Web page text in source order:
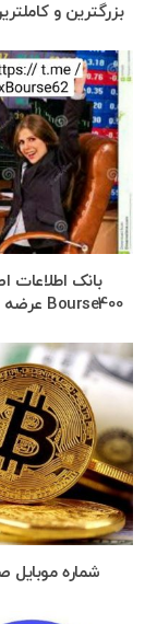
بزرگترین و
بانک اطلاعات
Bourse400 عرضه اولیه ارز دیجیتالی سهام عدالت طلا سکه دلار
شماره موبایل